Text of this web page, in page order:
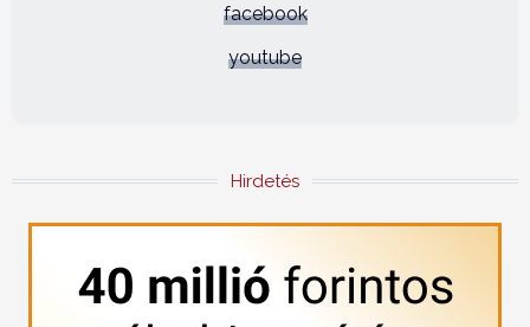
facebook
youtube
Hirdetés